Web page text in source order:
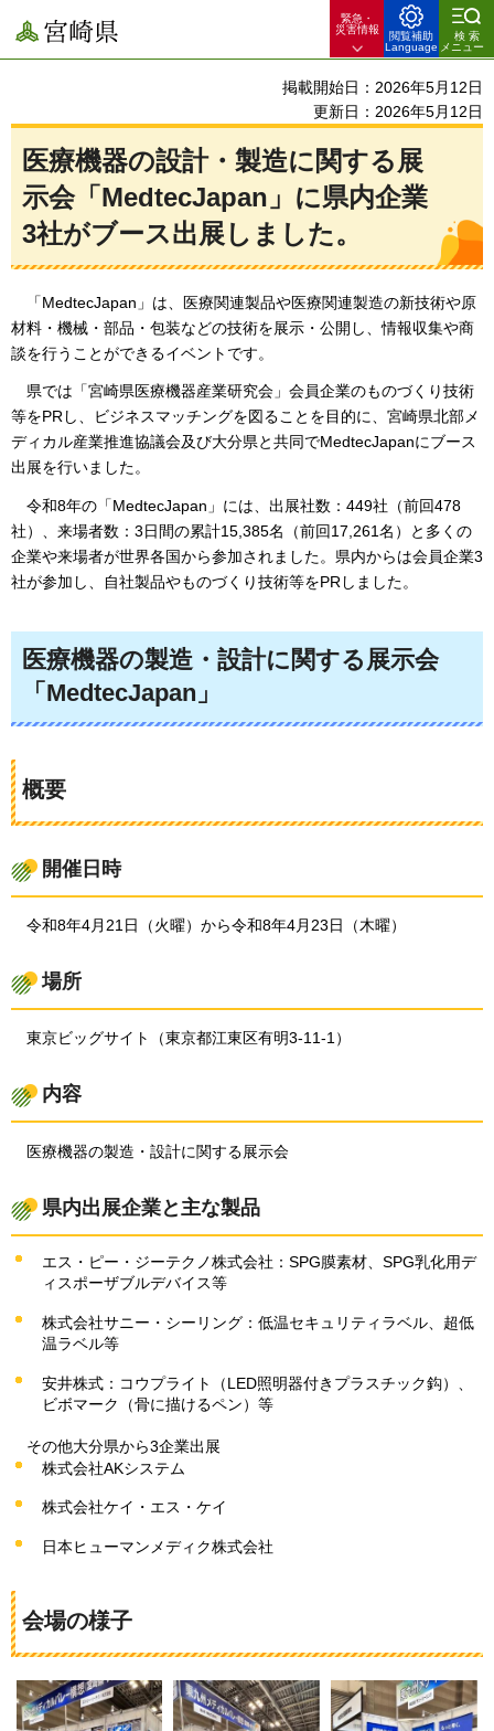
宮崎県
緊急・
災害情報
閲覧補助
Language
検索
メニュー
掲載開始日：2026年5月12日
更新日：2026年5月12日
医療機器の設計・製造に関する展
示会「MedtecJapan」に県内企業
3社がブース出展しました。
「MedtecJapan」は、医療関連製品や医療関連製造の新技術や原
材料・機械・部品・包装などの技術を展示・公開し、情報収集や商
談を行うことができるイベントです。
県では「宮崎県医療機器産業研究会」会員企業のものづくり技術
等をPRし、ビジネスマッチングを図ることを目的に、宮崎県北部メ
ディカル産業推進協議会及び大分県と共同でMedtecJapanにブース
出展を行いました。
令和8年の「MedtecJapan」には、出展社数：449社（前回478
社）、来場者数：3日間の累計15,385名（前回17,261名）と多くの
企業や来場者が世界各国から参加されました。県内からは会員企業3
社が参加し、自社製品やものづくり技術等をPRしました。
医療機器の製造・設計に関する展示会
「MedtecJapan」
概要
開催日時
令和8年4月21日（火曜）から令和8年4月23日（木曜）
場所
東京ビッグサイト（東京都江東区有明3-11-1）
内容
医療機器の製造・設計に関する展示会
県内出展企業と主な製品
エス・ピー・ジーテクノ株式会社：SPG膜素材、SPG乳化用デ
ィスポーザブルデバイス等
株式会社サニー・シーリング：低温セキュリティラベル、超低
温ラベル等
安井株式：コウプライト（LED照明器付きプラスチック鈎）、
ビボマーク（骨に描けるペン）等
その他大分県から3企業出展
株式会社AKシステム
株式会社ケイ・エス・ケイ
日本ヒューマンメディク株式会社
会場の様子